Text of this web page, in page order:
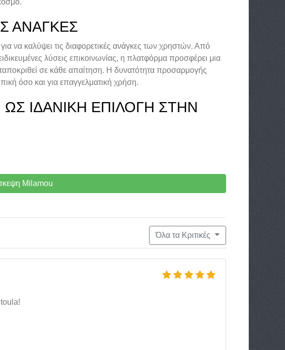
ΑΝΆΓΚΕΣ
να καλύψει τις διαφορετικές ανάγκες των χρηστών. Από
λύσεις επικοινωνίας, η πλατφόρμα προσφέρει μια
σε κάθε απαίτηση. Η δυνατότητα προσαρμογής
όσο και για επαγγελματική χρήση.
ΙΔΑΝΙΚΉ ΕΠΙΛΟΓΉ ΣΤΗΝ
Milamou
Όλα τα Κριτικές